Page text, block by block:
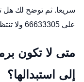
سريعا. ثم توضح لك هل
على 66633305 ولا تنتظر حتى يتطور العطل.
متى لا تكون
إلى استبدالها؟